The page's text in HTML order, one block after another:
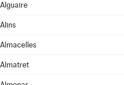
Alguaire
Alins
Almacelles
Almatret